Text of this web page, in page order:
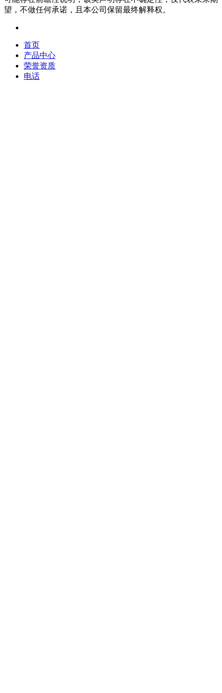
望，不做任何承诺，且本公司保留最终解释权。
首页
产品中心
荣誉资质
电话